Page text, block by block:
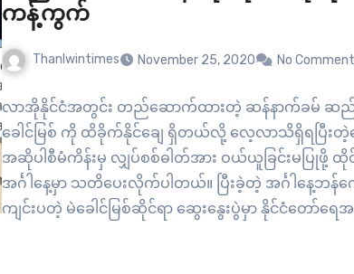
ကန့်ကွက်
Thanlwintimes November 25, 2020 No
လာအိုနိုင်ငံအတွင်း တည်ဆောက်ထားတဲ့ ဆန်နာက်ခမ် ဆ
ခေါင်မြစ် ကို ထိခိုက်နိုင်ချေ ရှိတယ်လို့ လေ့လာသိရှိရပြီးတဲ့န
အဆိုပါစီမံကိန်းမှ လျှပ်စစ်ဓါတ်အား ဝယ်ယူခြင်းမပြုဖို့ ထို
အင်္ဂါနေ့မှာ သတိပေးလိုက်ပါတယ်။ ပြီးခဲ့တဲ့ အင်္ဂါနေ့ဘန်
ကျင်းပတဲ့ မဲခေါင်မြစ်ဆိုင်ရာ ဆွေးနွေးပွဲမှာ နိုင်ငံတော်ရေအ